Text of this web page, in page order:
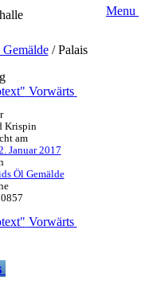
Menu
/Palais
Vorwärts
Krispin
am
Januar 2017
Öl Gemälde
Vorwärts